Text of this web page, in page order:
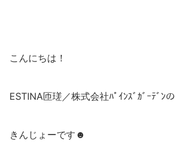
こんにちは！
ESTINA匝瑳／株式会社ﾊﾟｲﾝｽﾞｶﾞｰﾃﾞﾝの
きんじょーです☻